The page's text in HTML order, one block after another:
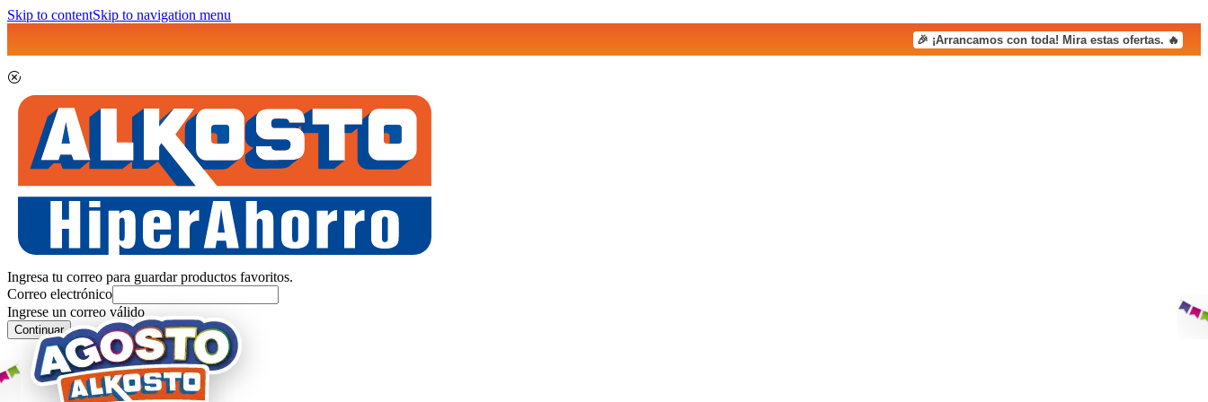
Skip to contentSkip to navigation menu
🎉 ¡Arrancamos con toda! Mira estas ofertas. 🔥
Ingresa tu correo para guardar productos favoritos.
Correo electrónico
Ingrese un correo válido
Continuar